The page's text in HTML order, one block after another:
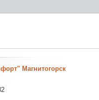
Магнитогорск